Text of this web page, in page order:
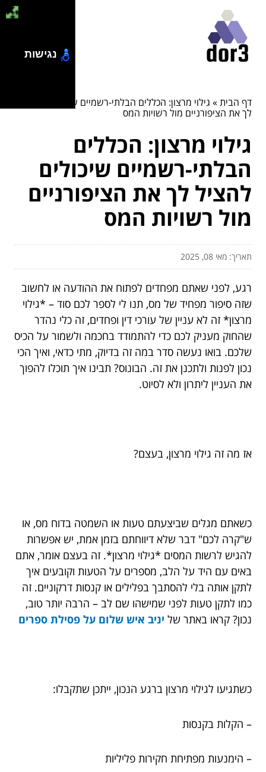
דף הבית» גילוי מרצון: הכללים הבלתי-רשמיים שיכולים להציל
לך את הציפורניים מול רשויות המס
גילוי מרצון: הכללים
הבלתי-רשמיים שיכולים
להציל לך את הציפורניים
מול רשויות המס
תאריך: מאי 08, 2025
רגע, לפני שאתם מפחדים לפתוח את ההודעה או לחשוב
שזה סיפור מפחיד של מס, תנו לי לספר לכם סוד – *גילוי
מרצון* זה לא עניין של עורכי דין ופחדים, זה כלי נהדר
שהחוק מעניק לכם כדי להתמודד בחכמה ולשמור על הכיס
שלכם. בואו נעשה סדר במה זה בדיוק, מתי כדאי, ואיך הכי
נכון לפנות ולתכנן את זה. הבונוס? תבינו איך תוכלו להפוך
את העניין ליתרון ולא לסיוט.
אז מה זה גילוי מרצון, בעצם?
כשאתם מגלים שביצעתם טעות או השמטה בדוח מס, או
ש"קרה לכם" דבר שלא דיווחתם בזמן אמת, יש אפשרות
להגיש לרשות המסים *גילוי מרצון*. זה בעצם אומר, אתם
באים עם היד על הלב, מספרים על הטעות וקובעים איך
לתקן אותה בלי להסתבך בפלילים או קנסות דרקוניים. זה
כמו לתקן טעות לפני שמישהו שם לב – הרבה יותר טוב,
נכון? קראו באתר של יניב איש שלום על פסילת ספרים
כשתגיעו לגילוי מרצון ברגע הנכון, ייתכן שתקבלו:
– הקלות בקנסות
– הימנעות מפתיחת חקירות פליליות
נגישות